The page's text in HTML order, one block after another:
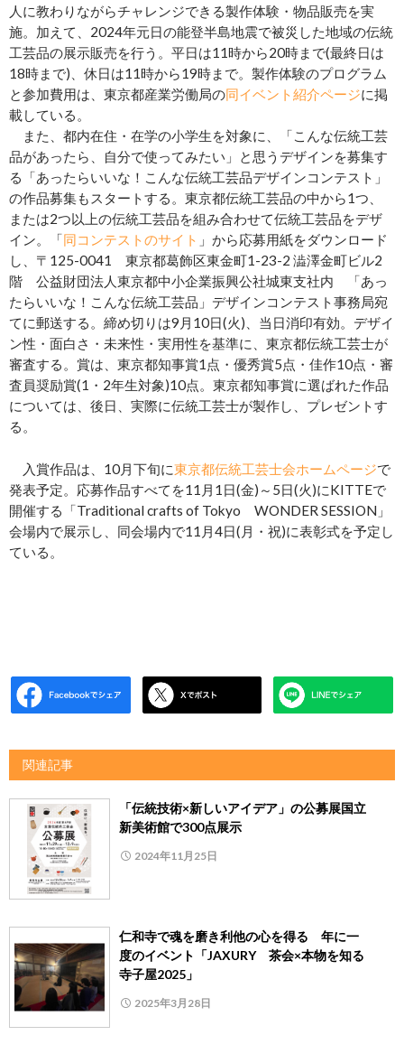
人に教わりながらチャレンジできる製作体験・物品販売を実
施。加えて、2024年元日の能登半島地震で被災した地域の伝統
工芸品の展示販売を行う。平日は11時から20時まで(最終日は
18時まで)、休日は11時から19時まで。製作体験のプログラム
と参加費用は、東京都産業労働局の同イベント紹介ページに掲
載している。
また、都内在住・在学の小学生を対象に、「こんな伝統工芸
品があったら、自分で使ってみたい」と思うデザインを募集す
る「あったらいいな！こんな伝統工芸品デザインコンテスト」
の作品募集もスタートする。東京都伝統工芸品の中から1つ、
または2つ以上の伝統工芸品を組み合わせて伝統工芸品をデザ
イン。「同コンテストのサイト 」から応募用紙をダウンロード
し、〒125-0041 東京都葛飾区東金町1-23-2 澁澤金町ビル2
階 公益財団法人東京都中小企業振興公社城東支社内 「あっ
たらいいな！こんな伝統工芸品」デザインコンテスト事務局宛
てに郵送する。締め切りは9月10日(火)、当日消印有効。デザイ
ン性・面白さ・未来性・実用性を基準に、東京都伝統工芸士が
審査する。賞は、東京都知事賞1点・優秀賞5点・佳作10点・審
査員奨励賞(1・2年生対象)10点。東京都知事賞に選ばれた作品
については、後日、実際に伝統工芸士が製作し、プレゼントす
る。
入賞作品は、10月下旬に東京都伝統工芸士会ホームページで
発表予定。応募作品すべてを11月1日(金)～5日(火)にKITTEで
開催する「Traditional crafts of Tokyo WONDER SESSION」
会場内で展示し、同会場内で11月4日(月・祝)に表彰式を予定し
ている。
関連記事
「伝統技術×新しいアイデア」の公募展国立
新美術館で300点展示
2024年11月25日
仁和寺で魂を磨き利他の心を得る 年に一
度のイベント「JAXURY 茶会×本物を知る
寺子屋2025」
2025年3月28日